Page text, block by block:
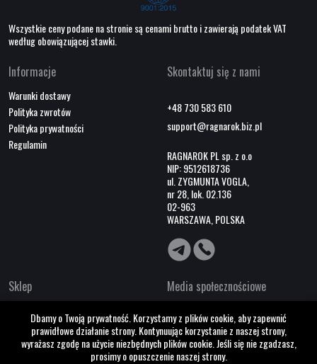
Wszystkie ceny podane na stronie są cenami brutto i zawierają podatek VAT
według obowiązującej stawki.
Informacje
Warunki dostawy
Polityka zwrotów
Polityka prywatności
Regulamin
Sklep
Współpraca B2B
Kontakty
Media społecznościowe
Skontaktuj się z nami
+48 730 583 610
support@ragnarok.biz.pl
RAGNAROK PL sp. z o.o
NIP: 9512618736
ul. ZYGMUNTA VOGLA,
nr 28, lok. 02.136
02-963
WARSZAWA, POLSKA
Dbamy o Twoją prywatność. Korzystamy z plików cookie, aby zapewnić
prawidłowe działanie strony. Kontynuując korzystanie z naszej strony,
wyrażasz zgodę na użycie niezbędnych plików cookie. Jeśli się nie zgadzasz,
prosimy o opuszczenie naszej strony.